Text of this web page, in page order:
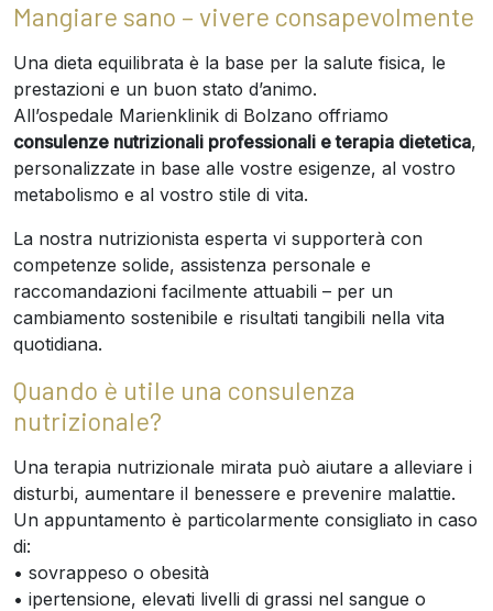
Mangiare sano – vivere consapevolmente
Una dieta equilibrata è la base per la salute fisica, le
prestazioni e un buon stato d’animo.
All’ospedale Marienklinik di Bolzano offriamo
consulenze nutrizionali professionali e terapia dietetica,
personalizzate in base alle vostre esigenze, al vostro
metabolismo e al vostro stile di vita.
La nostra nutrizionista esperta vi supporterà con
competenze solide, assistenza personale e
raccomandazioni facilmente attuabili – per un
cambiamento sostenibile e risultati tangibili nella vita
quotidiana.
Quando è utile una consulenza
nutrizionale?
Una terapia nutrizionale mirata può aiutare a alleviare i
disturbi, aumentare il benessere e prevenire malattie.
Un appuntamento è particolarmente consigliato in caso
di:
• sovrappeso o obesità
• ipertensione, elevati livelli di grassi nel sangue o